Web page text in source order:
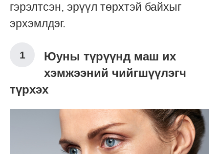
гэрэлтсэн, эрүүл төрхтэй байхыг
эрхэмлдэг.
Юуны түрүүнд маш их
хэмжээний чийгшүүлэгч
түрхэх